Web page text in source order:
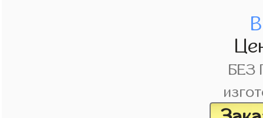
БЕЗ